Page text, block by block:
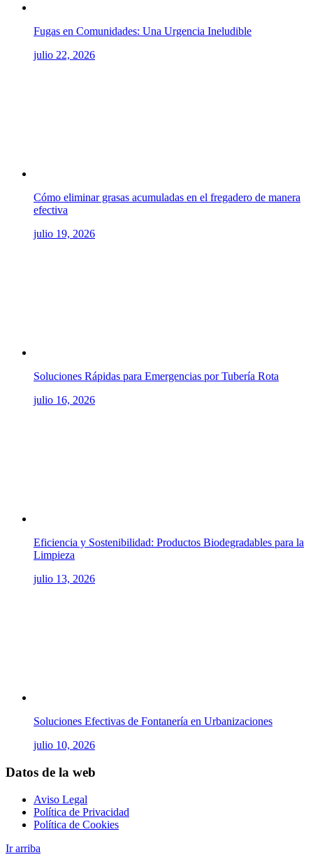
Fugas en Comunidades: Una Urgencia Ineludible
julio 22, 2026
Cómo eliminar grasas acumuladas en el fregadero de manera
efectiva
julio 19, 2026
Soluciones Rápidas para Emergencias por Tubería Rota
julio 16, 2026
Eficiencia y Sostenibilidad: Productos Biodegradables para la
Limpieza
julio 13, 2026
Soluciones Efectivas de Fontanería en Urbanizaciones
julio 10, 2026
Datos de la web
Aviso Legal
Política de Privacidad
Política de Cookies
Ir arriba